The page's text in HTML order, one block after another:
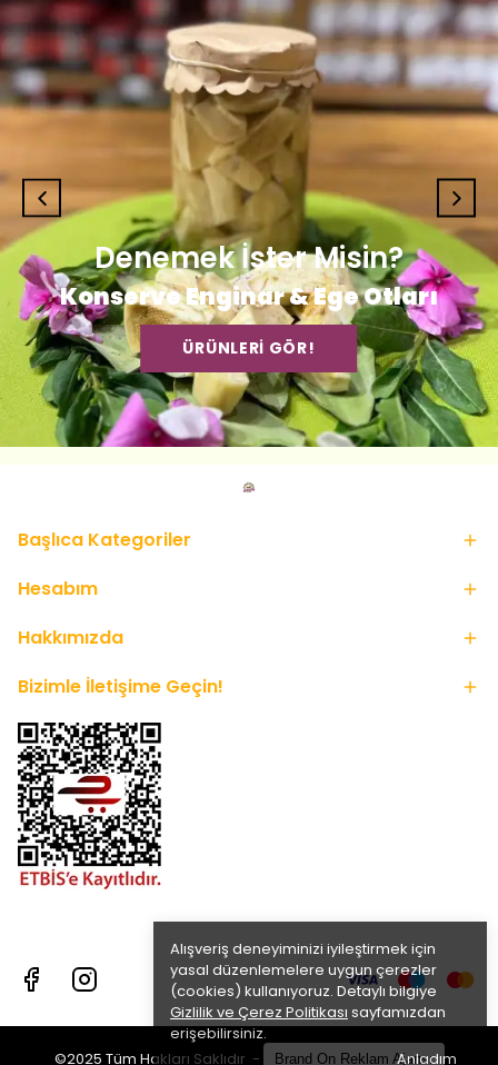
Alışveriş deneyiminizi iyileştirmek için
yasal düzenlemelere uygun çerezler
(cookies) kullanıyoruz. Detaylı bilgiye
Gizlilik ve Çerez Politikası sayfamızdan
erişebilirsiniz.
Anladım
Denemek İster Misin?
Konserve Enginar & Ege Otları
ÜRÜNLERİ GÖR!
Başlıca Kategoriler
Hesabım
Hakkımızda
Bizimle İletişime Geçin!
©2025 Tüm Hakları Saklıdır - Brand On Reklam Ajansı